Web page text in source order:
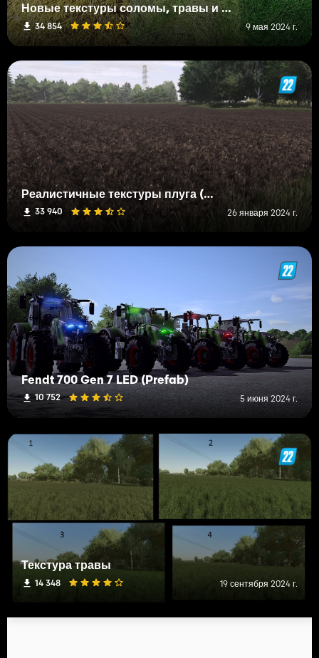
Новые текстуры соломы, травы и сена.
34 854 9 мая 2024 г.
Реалистичные текстуры плуга (Prefab)
33 940 26 января 2024 г.
Fendt 700 Gen 7 LED (Prefab)
10 752 5 июня 2024 г.
Текстура травы
14 348 19 сентября 2024 г.